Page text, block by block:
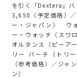
を引く「Dextera」
3,650（予定価格）
ー・ジャパン） ウ
ー・ウォッチ（スワ
オルタンス（ピーア
リー バーチ（トリ
（参考価格）／ジャ
ン）